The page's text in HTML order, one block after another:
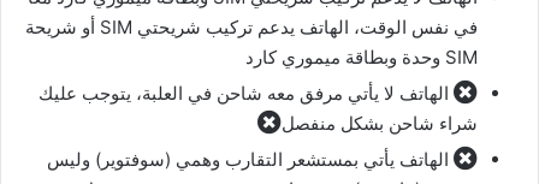
في نفس الوقت، الهاتف يدعم تركيب شريحتي SIM أو شريحة
SIM وحدة وبطاقة ميموري كارد
الهاتف لا يأتي مرفق معه شاحن في العلبة، يتوجب عليك
شراء شاحن بشكل منفصل
الهاتف يأتي بمستشعر التقارب وهمي (سوفتوير) وليس